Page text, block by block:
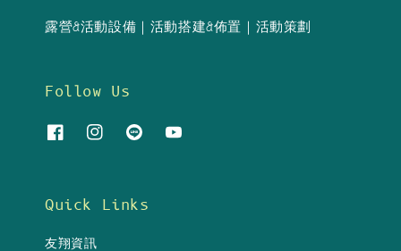
露營&活動設備｜活動搭建&佈置｜活動策劃
Follow Us
Quick Links
友翔資訊